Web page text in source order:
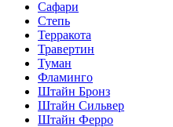
Сафари
Степь
Терракота
Травертин
Туман
Фламинго
Штайн Бронз
Штайн Сильвер
Штайн Ферро